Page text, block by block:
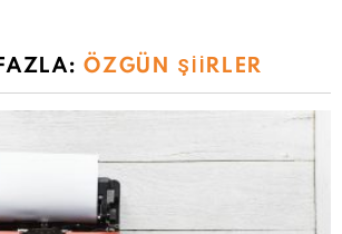
ÖZGÜN ŞIIRLER